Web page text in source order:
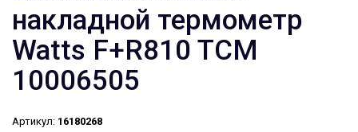
накладной термометр
Watts F+R810 TCM
10006505
Артикул: 16180268